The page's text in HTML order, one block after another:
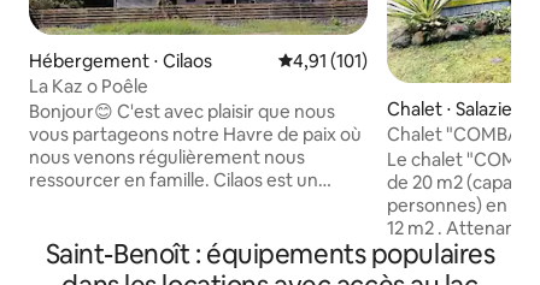
Hébergement ⋅ Cilaos Évaluation moyenne sur la
4,91 (101)
La Kaz o Poêle
Bonjour😊 C'est avec plaisir que nous
vous partageons notre Havre de paix où
nous venons régulièrement nous
ressourcer en famille. Cilaos est un
accrobranche). Venez vous détendre
dans notre Maison calme et paisible,
Chalet ⋅ Salazie
Chalet
places).
Le chalet
de 20 m2
personnes) en bois, avec sa terrasse de
12 m2 . Attenant
disposition, un
33°. Un vrai
Saint-Benoît : équipements populaires